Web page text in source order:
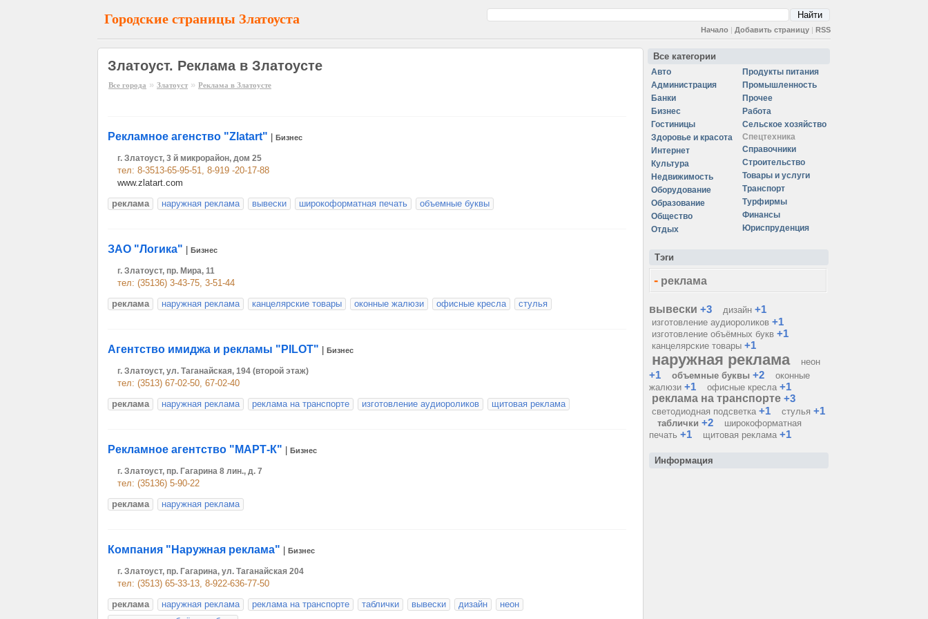
Городские страницы Златоуста
Начало | Добавить страницу | RSS
Златоуст. Реклама в Златоусте
Все города » Златоуст » Реклама в Златоусте
Рекламное агенство "Zlatart" Бизнес
г. Златоуст, 3 й микрорайон, дом 25
тел: 8-3513-65-95-51, 8-919 -20-17-88
www.zlatart.com
реклама
наружная реклама вывески широкоформатная печать объемные буквы
ЗАО "Логика" Бизнес
г. Златоуст, пр. Мира, 11
тел: (35136) 3-43-75, 3-51-44
реклама
наружная реклама канцелярские товары оконные жалюзи офисные кресла стулья
Агентство имиджа и рекламы "PILOT" Бизнес
г. Златоуст, ул. Таганайская, 194 (второй этаж)
тел: (3513) 67-02-50, 67-02-40
реклама
наружная реклама реклама на транспорте изготовление аудиороликов щитовая реклама
Рекламное агентство "МАРТ-К" Бизнес
г. Златоуст, пр. Гагарина 8 лин., д. 7
тел: (35136) 5-90-22
реклама
наружная реклама
Компания "Наружная реклама" Бизнес
г. Златоуст, пр. Гагарина, ул. Таганайская 204
тел: (3513) 65-33-13, 8-922-636-77-50
реклама
наружная реклама реклама на транспорте таблички вывески дизайн
неон
Все категории
Авто
Администрация
Банки
Бизнес
Гостиницы
Здоровье и красота
Интернет
Культура
Недвижимость
Оборудование
Образование
Общество
Отдых
Продукты питания
Промышленность
Прочее
Работа
Сельское хозяйство
Спецтехника
Справочники
Строительство
Товары и услуги
Транспорт
Турфирмы
Финансы
Юриспруденция
Тэги
- реклама
вывески +3 дизайн +1
изготовление аудиороликов +1
изготовление объёмных букв +1
канцелярские товары +1
наружная реклама неон
+1 объемные буквы +2
оконные
жалюзи +1 офисные кресла +1
реклама на транспорте +3
светодиодная подсветка +1 стулья +1
таблички +2
широкоформатная
печать +1 щитовая реклама +1
Информация